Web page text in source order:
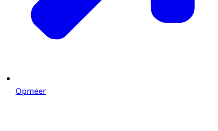
Opmeer